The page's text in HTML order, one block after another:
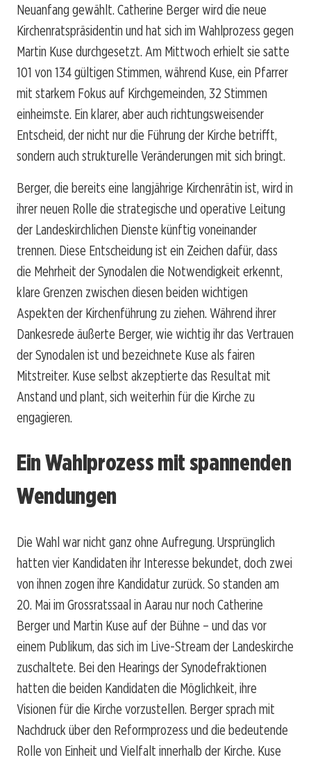
Neuanfang gewählt. Catherine Berger wird die neue
Kirchenratspräsidentin und hat sich im Wahlprozess gegen
Martin Kuse durchgesetzt. Am Mittwoch erhielt sie satte
101 von 134 gültigen Stimmen, während Kuse, ein Pfarrer
mit starkem Fokus auf Kirchgemeinden, 32 Stimmen
einheimste. Ein klarer, aber auch richtungsweisender
Entscheid, der nicht nur die Führung der Kirche betrifft,
sondern auch strukturelle Veränderungen mit sich bringt.
Berger, die bereits eine langjährige Kirchenrätin ist, wird in
ihrer neuen Rolle die strategische und operative Leitung
der Landeskirchlichen Dienste künftig voneinander
trennen. Diese Entscheidung ist ein Zeichen dafür, dass
die Mehrheit der Synodalen die Notwendigkeit erkennt,
klare Grenzen zwischen diesen beiden wichtigen
Aspekten der Kirchenführung zu ziehen. Während ihrer
Dankesrede äußerte Berger, wie wichtig ihr das Vertrauen
der Synodalen ist und bezeichnete Kuse als fairen
Mitstreiter. Kuse selbst akzeptierte das Resultat mit
Anstand und plant, sich weiterhin für die Kirche zu
engagieren.
Ein Wahlprozess mit spannenden
Wendungen
Die Wahl war nicht ganz ohne Aufregung. Ursprünglich
hatten vier Kandidaten ihr Interesse bekundet, doch zwei
von ihnen zogen ihre Kandidatur zurück. So standen am
20. Mai im Grossratssaal in Aarau nur noch Catherine
Berger und Martin Kuse auf der Bühne – und das vor
einem Publikum, das sich im Live-Stream der Landeskirche
zuschaltete. Bei den Hearings der Synodefraktionen
hatten die beiden Kandidaten die Möglichkeit, ihre
Visionen für die Kirche vorzustellen. Berger sprach mit
Nachdruck über den Reformprozess und die bedeutende
Rolle von Einheit und Vielfalt innerhalb der Kirche. Kuse